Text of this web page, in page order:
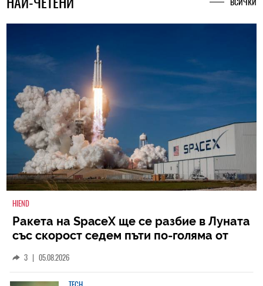
HIEND
Ракета на SpaceX ще се разбие в Луната
със скорост седем пъти по-голяма от
3 | 05.08.2026